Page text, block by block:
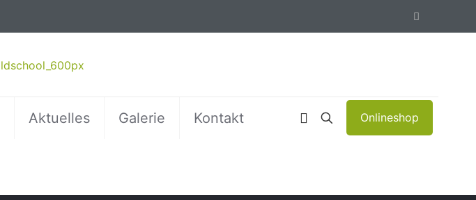
Aktuelles Galerie Kontakt Onlineshop